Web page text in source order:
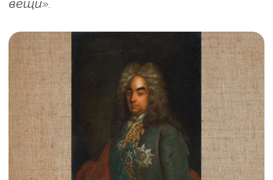
вещи».